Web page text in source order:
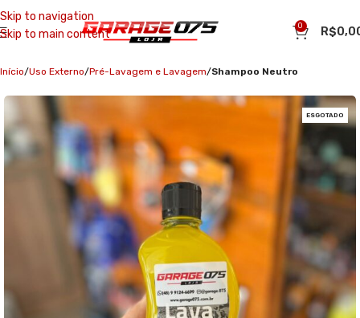
Skip to navigation
Skip to main content
0 R$
Início Uso Externo Pré-Lavagem e Lavagem Shampoo Neutro
ESGOTADO